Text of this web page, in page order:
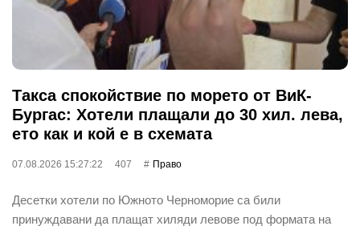
Такса спокойствие по морето от ВиК-
Бургас: Хотели плащали до 30 хил. лева,
ето как и кой е в схемата
07.08.2026 15:27:22 407 Право
Десетки хотели по Южното Черноморие са били
принуждавани да плащат хиляди левове под формата на